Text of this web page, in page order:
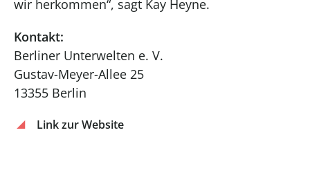
wir herkommen“, sagt Kay Heyne.
Kontakt:
Berliner Unterwelten e. V.
Gustav-Meyer-Allee 25
13355 Berlin
Link zur Website